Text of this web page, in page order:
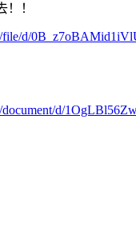
！
file/d/
document/d/